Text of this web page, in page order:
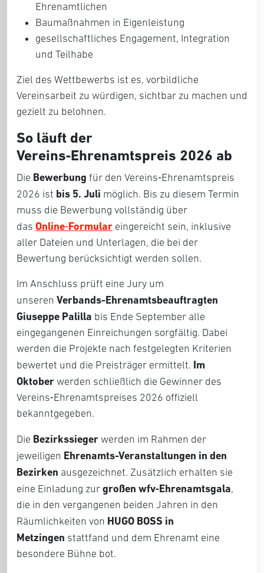
Ehrenamtlichen
Baumaßnahmen in Eigenleistung
gesellschaftliches Engagement, Integration
und Teilhabe
Ziel des Wettbewerbs ist es, vorbildliche
Vereinsarbeit zu würdigen, sichtbar zu machen und
gezielt zu belohnen.
So läuft der
Vereins‑Ehrenamtspreis 2026 ab
Die Bewerbung für den Vereins‑Ehrenamtspreis
2026 ist bis 5. Juli möglich. Bis zu diesem Termin
muss die Bewerbung vollständig über
das Online‑Formular eingereicht sein, inklusive
aller Dateien und Unterlagen, die bei der
Bewertung berücksichtigt werden sollen.
Im Anschluss prüft eine Jury um
unseren Verbands-Ehrenamtsbeauftragten
Giuseppe Palilla bis Ende September alle
eingegangenen Einreichungen sorgfältig. Dabei
werden die Projekte nach festgelegten Kriterien
bewertet und die Preisträger ermittelt. Im
Oktober werden schließlich die Gewinner des
Vereins‑Ehrenamtspreises 2026 offiziell
bekanntgegeben.
Die Bezirkssieger werden im Rahmen der
jeweiligen Ehrenamts-Veranstaltungen in den
Bezirken ausgezeichnet. Zusätzlich erhalten sie
eine Einladung zur großen wfv‑Ehrenamtsgala,
die in den vergangenen beiden Jahren in den
Räumlichkeiten von HUGO BOSS in
Metzingen stattfand und dem Ehrenamt eine
besondere Bühne bot.